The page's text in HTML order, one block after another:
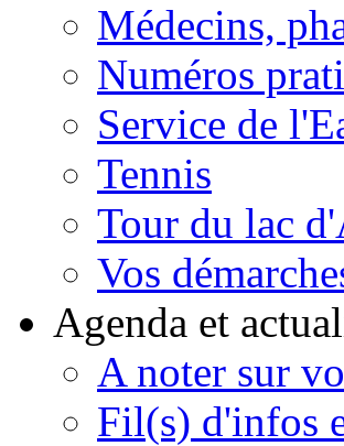
Médecins,
Numéros
Service de
Tennis
Tour du lac
Vos
Agenda et
A noter sur
Fil(s) d'infos